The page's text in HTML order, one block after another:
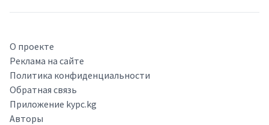
О проекте
Реклама на сайте
Политика конфиденциальности
Обратная связь
Приложение kypc.kg
Авторы